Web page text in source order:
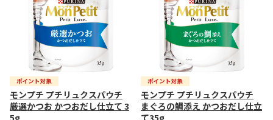
モンプチ プチリュクスパウチ
厳選かつお かつおだし仕立て 3
5g
モンプチ プチリュクスパウチ
まぐろの鯛添え かつおだし仕立
て35g